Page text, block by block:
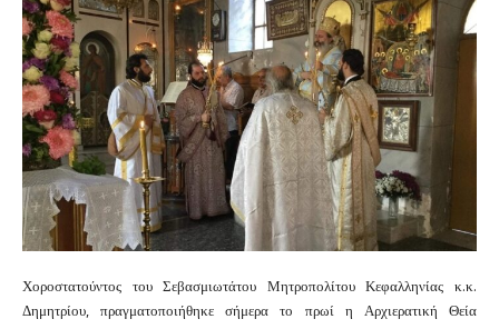
Χοροστατούντος του Σεβασμιωτάτου Μητροπολίτου Κεφαλληνίας κ.κ.
Δημητρίου, πραγματοποιήθηκε σήμερα το πρωί η Αρχιερατική Θεία